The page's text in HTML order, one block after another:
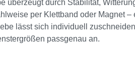
überzeugt durch Stabilität,
per Klettband oder Magnet
lässt sich individuell
passgenau an.